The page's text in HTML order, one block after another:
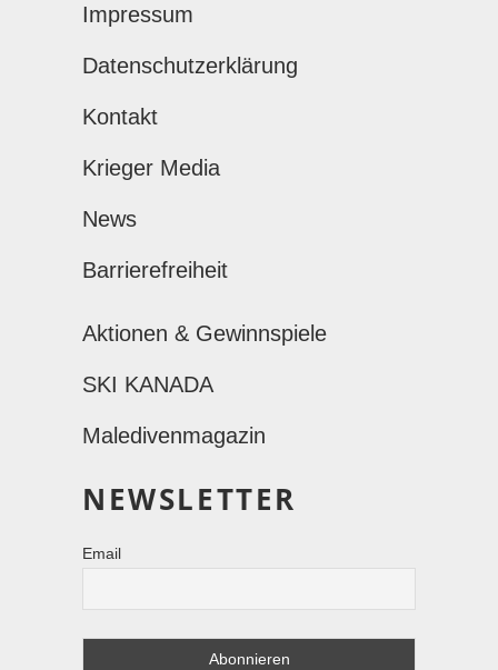
Impressum
Datenschutzerklärung
Kontakt
Krieger Media
News
Barrierefreiheit
Aktionen & Gewinnspiele
SKI KANADA
Maledivenmagazin
NEWSLETTER
Email